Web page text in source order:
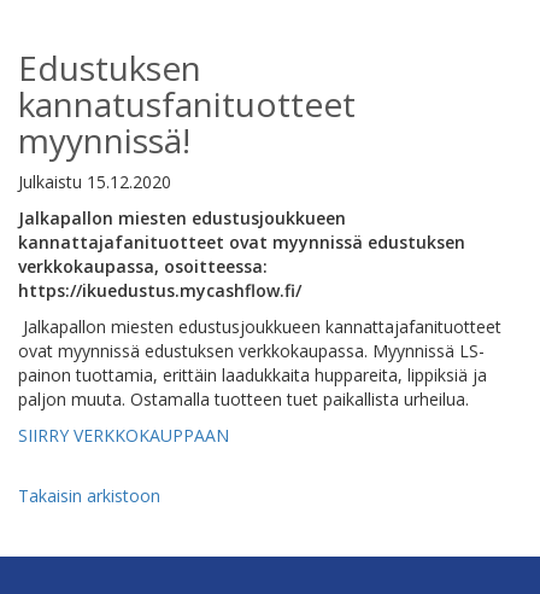
Edustuksen
kannatusfanituotteet
myynnissä!
Julkaistu 15.12.2020
Jalkapallon miesten edustusjoukkueen
kannattajafanituotteet ovat myynnissä edustuksen
verkkokaupassa, osoitteessa:
https://ikuedustus.mycashflow.fi/
Jalkapallon miesten edustusjoukkueen kannattajafanituotteet
ovat myynnissä edustuksen verkkokaupassa. Myynnissä LS-
painon tuottamia, erittäin laadukkaita huppareita, lippiksiä ja
paljon muuta. Ostamalla tuotteen tuet paikallista urheilua.
SIIRRY VERKKOKAUPPAAN
Takaisin arkistoon